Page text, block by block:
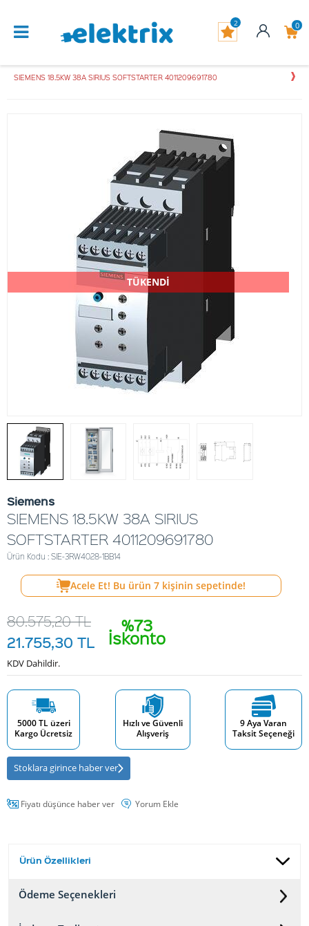
0
2
SIEMENS 18.5KW 38A SIRIUS SOFTSTARTER 4011209691780
TÜKENDİ
Siemens
SIEMENS 18.5KW 38A SIRIUS
SOFTSTARTER 4011209691780
Ürün Kodu : SIE-3RW4028-1BB14
Acele Et! Bu ürün 7 kişinin sepetinde!
%73
İskonto
80.575,20TL
21.755,30 TL
KDV Dahildir.
5000 TL üzeri
Kargo Ücretsiz
Hızlı ve Güvenli
Alışveriş
9 Aya Varan
Taksit Seçeneği
Stoklara girince haber ver
Fiyatı düşünce haber ver Yorum Ekle
Ürün Özellikleri
Ödeme Seçenekleri